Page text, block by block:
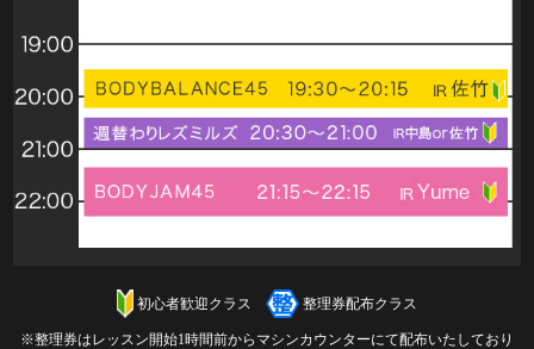
初心者歓迎クラス 整理券配布クラス
※整理券はレッスン開始1時間前からマシンカウンターにて配布いたしており